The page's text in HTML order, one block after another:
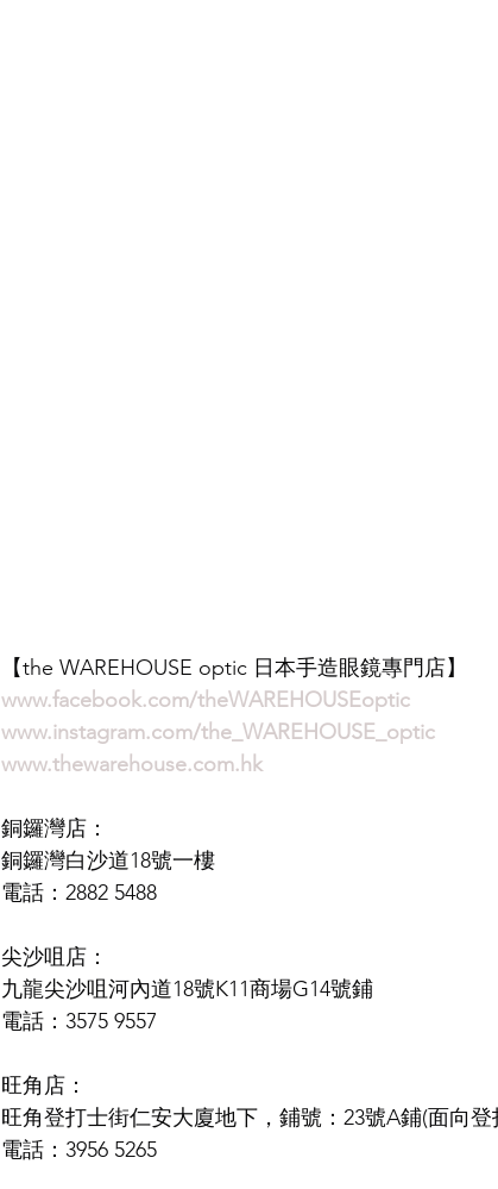
【the WAREHOUSE optic 日本手造眼鏡專門店】
www.facebook.com/theWAREHOUSEoptic
www.instagram.com/the_WAREHOUSE_optic
www.thewarehouse.com.hk
銅鑼灣店：
銅鑼灣白沙道18號一樓
電話：2882 5488
尖沙咀店：
九龍尖沙咀河內道18號K11商場G14號鋪
電話：3575 9557
旺角店：
旺角登打士街仁安大廈地下，鋪號：23號A鋪(面向登
電話：3956 5265